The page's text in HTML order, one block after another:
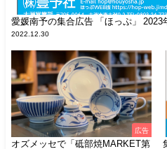
愛媛南予の集合広告 「ほっぷ」 2023
2022.12.30
広告
オズメッセで「砥部焼MARKET第